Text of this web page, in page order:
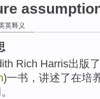
英释义
Rich Harris出版
)一书，讲述了在培